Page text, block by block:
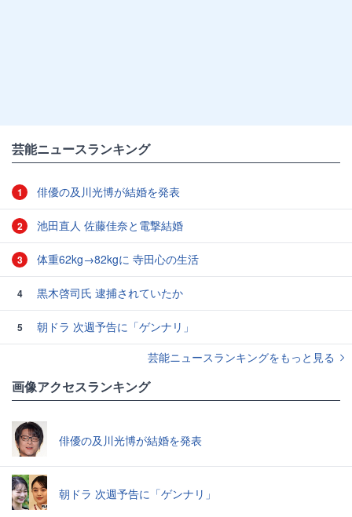
芸能ニュースランキング
1 俳優の及川光博が結婚を発表
2 池田直人 佐藤佳奈と電撃結婚
3 体重62kg→82kgに 寺田心の生活
4 黒木啓司氏 逮捕されていたか
5
朝ドラ 次週予告に「ゲンナリ」
芸能ニュースランキングをもっと見る
画像アクセスランキング
俳優の及川光博が結婚を発表
朝ドラ 次週予告に「ゲンナリ」